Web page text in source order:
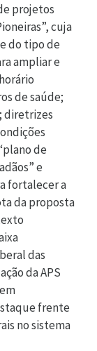
projetos
cuja
do tipo de
ampliar e
de saúde;
diretrizes
de
e
fortalecer a
da proposta
das
da APS
frente
no sistema